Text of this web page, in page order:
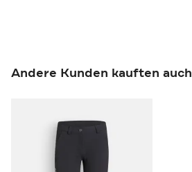
Andere Kunden kauften auch